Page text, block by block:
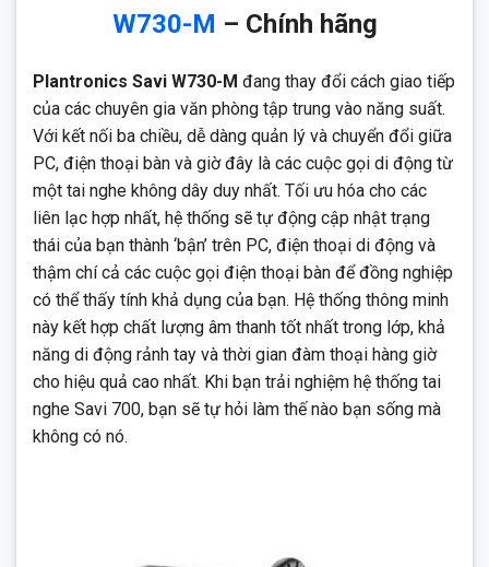
W730-M – Chính hãng
Plantronics Savi W730-M đang thay đổi cách giao tiếp
của các chuyên gia văn phòng tập trung vào năng suất.
Với kết nối ba chiều, dễ dàng quản lý và chuyển đổi giữa
PC, điện thoại bàn và giờ đây là các cuộc gọi di động từ
một tai nghe không dây duy nhất. Tối ưu hóa cho các
liên lạc hợp nhất, hệ thống sẽ tự động cập nhật trạng
thái của bạn thành ‘bận’ trên PC, điện thoại di động và
thậm chí cả các cuộc gọi điện thoại bàn để đồng nghiệp
có thể thấy tính khả dụng của bạn. Hệ thống thông minh
này kết hợp chất lượng âm thanh tốt nhất trong lớp, khả
năng di động rảnh tay và thời gian đàm thoại hàng giờ
cho hiệu quả cao nhất. Khi bạn trải nghiệm hệ thống tai
nghe Savi 700, bạn sẽ tự hỏi làm thế nào bạn sống mà
không có nó.